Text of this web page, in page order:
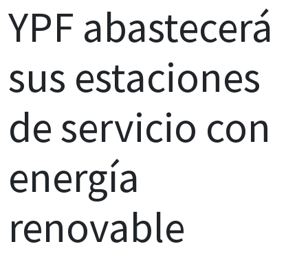
YPF abastecerá
sus estaciones
de servicio con
energía
renovable